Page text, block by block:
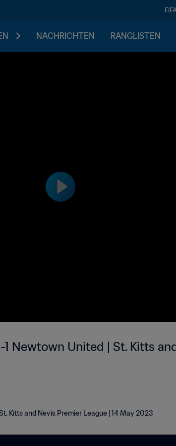
NACHRICHTEN RANGLISTEN
1 Newtown United | St. Kitts
Kitts and Nevis Premier League | 14 May 2023